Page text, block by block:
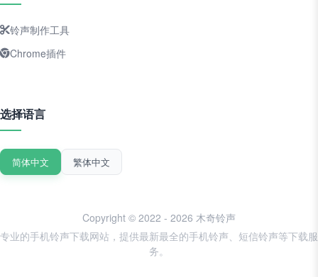
铃声制作工具
Chrome插件
选择语言
简体中文 繁体中文
Copyright © 2022 - 2026 木奇铃声
专业的手机铃声下载网站，提供最新最全的手机铃声、短信铃声等下载服
务。